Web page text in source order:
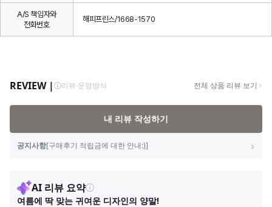
A/S 책임자와
전화번호
해피프린스/1668-1570